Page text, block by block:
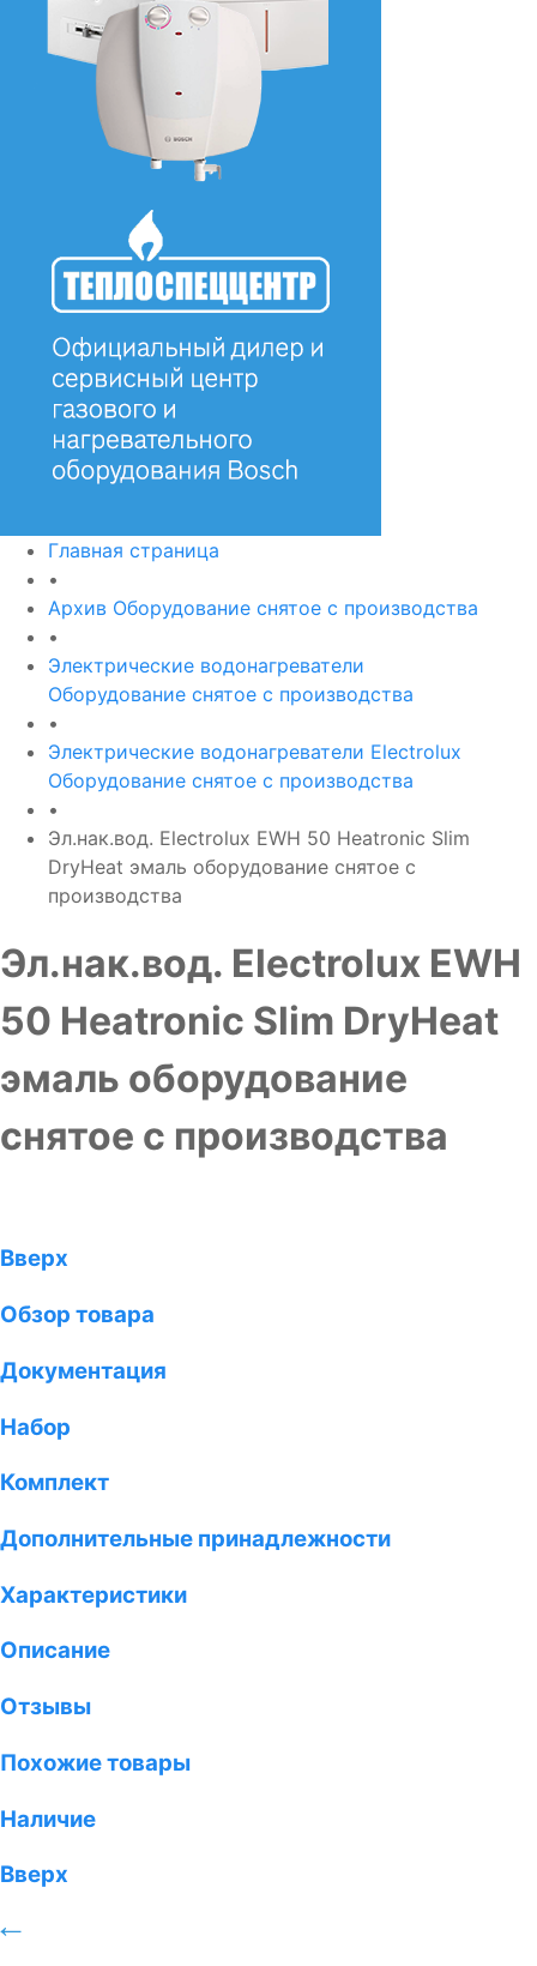
Главная страница
•
Архив Оборудование снятое с производства
•
Электрические водонагреватели
Оборудование снятое с производства
•
Электрические водонагреватели Electrolux
Оборудование снятое с производства
•
Эл.нак.вод. Electrolux EWH 50 Heatronic Slim
DryHeat эмаль оборудование снятое с
производства
Эл.нак.вод. Electrolux EWH
50 Heatronic Slim DryHeat
эмаль оборудование
снятое с производства
Вверх
Обзор товара
Документация
Набор
Комплект
Дополнительные принадлежности
Характеристики
Описание
Отзывы
Похожие товары
Наличие
Вверх